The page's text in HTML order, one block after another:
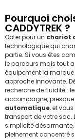
Pourquoi
CADDYTREK ?
Opter pour un chariot
technologique qui
partie. Si vous êtes
le parcours mais tout
équipement la marque
approche innovante.
recherche de fluidité :
accompagne,
automatique, et
transport de votre sac.
simplicité désarmante,
pleinement concentré